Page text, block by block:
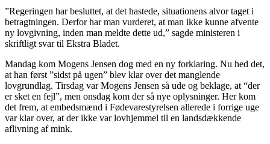
”Regeringen har besluttet, at det hastede, situationens alvor taget i
betragtningen. Derfor har man vurderet, at man ikke kunne afvente
ny lovgivning, inden man meldte dette ud,” sagde ministeren i
skriftligt svar til Ekstra Bladet.
Mandag kom Mogens Jensen dog med en ny forklaring. Nu hed det,
at han først ”sidst på ugen” blev klar over det manglende
lovgrundlag. Tirsdag var Mogens Jensen så ude og beklage, at “der
er sket en fejl”, men onsdag kom der så nye oplysninger. Her kom
det frem, at embedsmænd i Fødevarestyrelsen allerede i forrige uge
var klar over, at der ikke var lovhjemmel til en landsdækkende
aflivning af mink.